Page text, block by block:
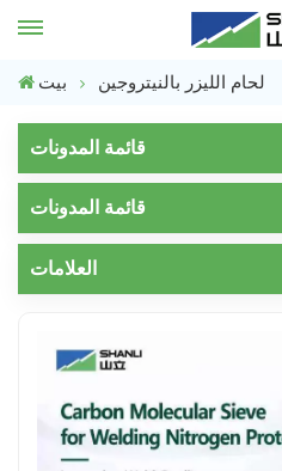
بيت لحام الليزر بالنيتروجين
قائمة المدونات
قائمة المدونات
العلامات